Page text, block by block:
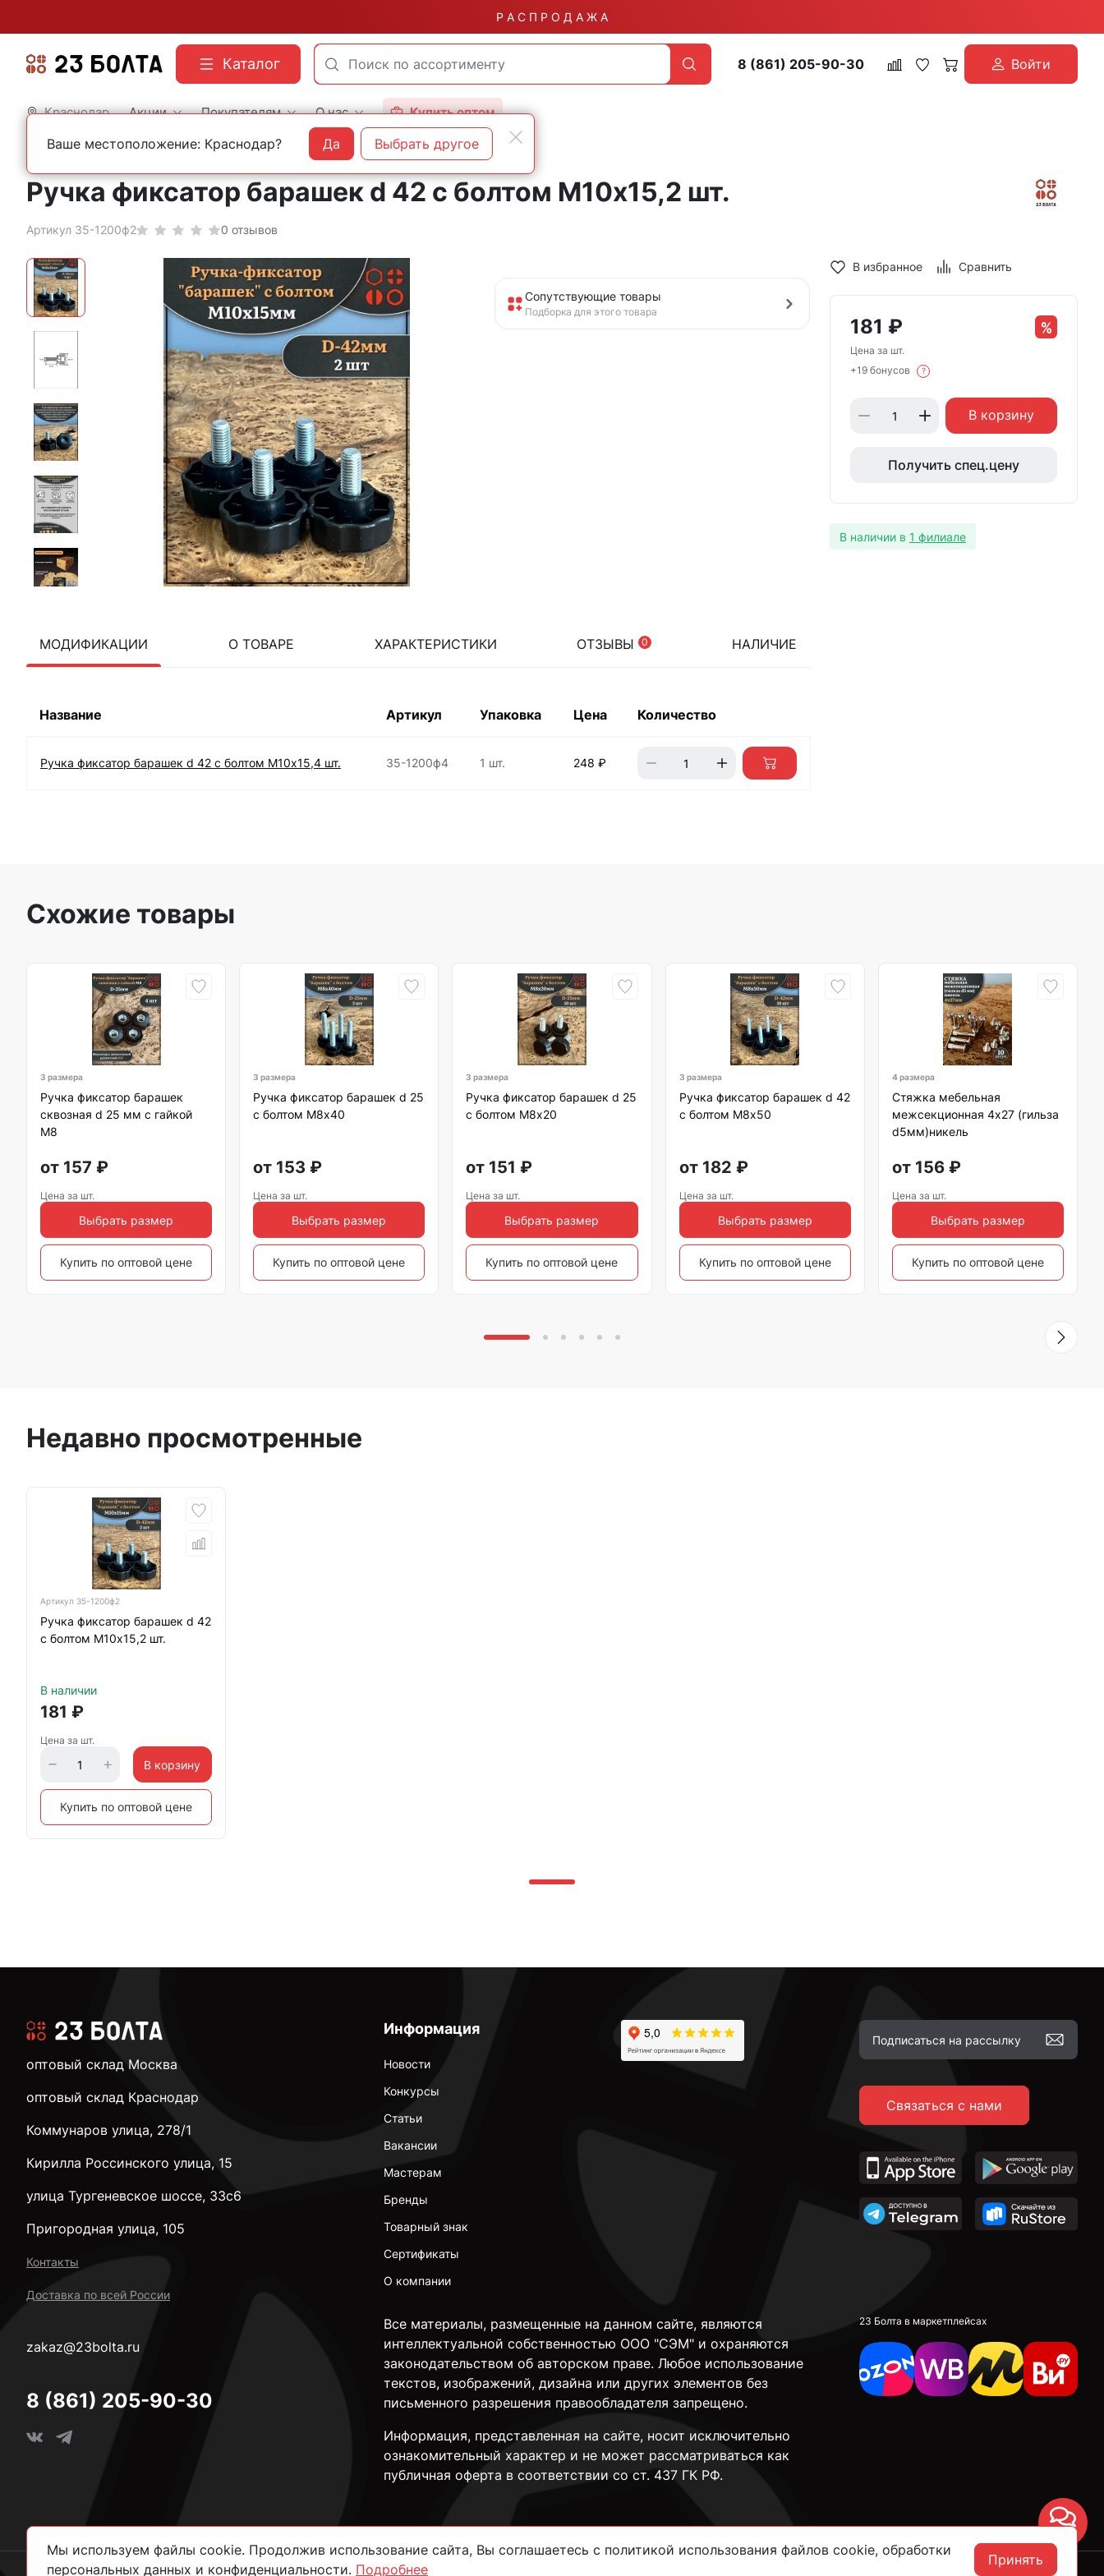
Р А С П Р О Д А Ж А
Каталог 8 (861) 205-90-30 Войти
Краснодар Акции Покупателям О нас Купить оптом
Главная Фасованный крепеж Мебельный крепеж
Ручка фиксатор барашек d 42 с болтом М10х15,2 шт.
Артикул 35-1200ф2 0 отзывов
Сопутствующие товары
Подборка для этого товара
МОДИФИКАЦИИ О ТОВАРЕ ХАРАКТЕРИСТИКИ ОТЗЫВЫ 0 НАЛИЧИЕ
Название Артикул Упаковка Цена Количество
Ручка фиксатор барашек d 42 с болтом М10х15,4 шт. 35-1200ф4 1 шт. 248 ₽
В избранное Сравнить
181 ₽
Цена за шт.
+19 бонусов
?
В корзину
Получить спец.цену
В наличии в 1 филиале
Схожие товары
3 размера
Ручка фиксатор барашек
сквозная d 25 мм с гайкой
М8
от 157 ₽
Цена за шт.
Выбрать размер
Купить по оптовой цене
3 размера
Ручка фиксатор барашек d 25
с болтом М8х40
от 153 ₽
Цена за шт.
Выбрать размер
Купить по оптовой цене
3 размера
Ручка фиксатор барашек d 25
с болтом М8х20
от 151 ₽
Цена за шт.
Выбрать размер
Купить по оптовой цене
3 размера
Ручка фиксатор барашек d 42
с болтом М8х50
от 182 ₽
Цена за шт.
Выбрать размер
Купить по оптовой цене
4 размера
Стяжка мебельная
межсекционная 4х27 (гильза
d5мм)никель
от 156₽
Цена за шт.
Выбрать размер
Купить по оптовой цене
Недавно просмотренные
Артикул 35-1200ф2
Ручка фиксатор барашек d 42
с болтом М10х15,2 шт.
В наличии
181 ₽
Цена за шт.
В корзину
Купить по оптовой цене
Информация
Новости
Конкурсы
Статьи
Вакансии
Мастерам
Бренды
Товарный знак
Сертификаты
О компании
Связаться с нами
Все материалы, размещенные на данном сайте, являются
интеллектуальной собственностью ООО "СЭМ" и охраняются
законодательством об авторском праве. Любое использование
текстов, изображений, дизайна или других элементов без
письменного разрешения правообладателя запрещено.
Информация, представленная на сайте, носит исключительно
ознакомительный характер и не может рассматриваться как
публичная оферта в соответствии со ст. 437 ГК РФ.
23 Болта в маркетплейсах
оптовый склад Москва
оптовый склад Краснодар
Коммунаров улица, 278/1
Кирилла Россинского улица, 15
улица Тургеневское шоссе, 33с6
Пригородная улица, 105
Контакты
Доставка по всей России
zakaz@23bolta.ru
8 (861) 205-90-30
Мы используем файлы cookie. Продолжив использование сайта, Вы соглашаетесь с политикой использования файлов cookie, обработки
персональных данных и конфиденциальности. Подробнее
Принять
Ваше местоположение: Краснодар? Да Выбрать другое